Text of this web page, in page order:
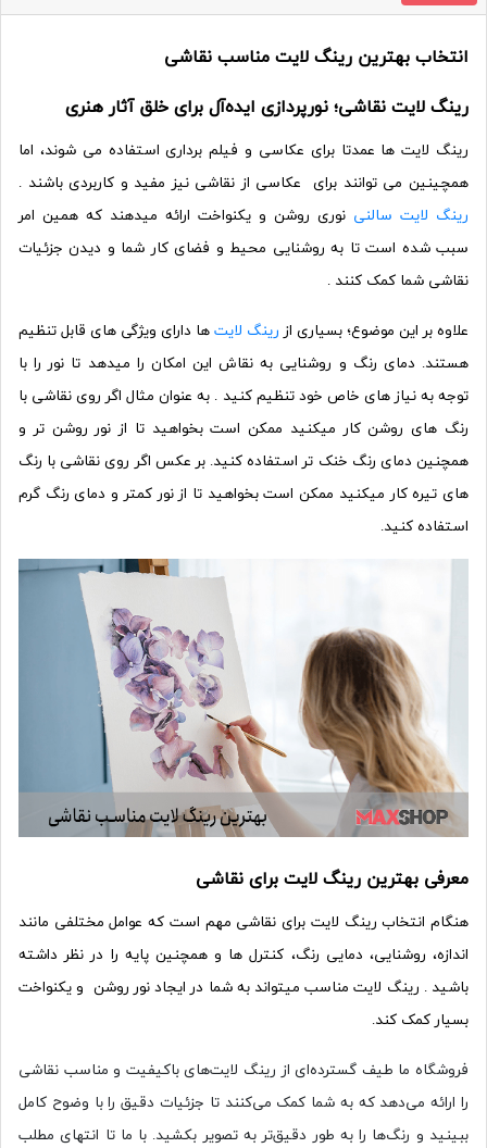
انتخاب بهترین رینگ لایت مناسب نقاشی
رینگ لایت نقاشی؛ نورپردازی ایده‌آل برای خلق آثار هنری
رینگ لایت ها عمدتا برای عکاسی و فیلم برداری استفاده می شوند، اما
همچینین می توانند برای عکاسی از نقاشی نیز مفید و کاربردی باشند .
رینگ لایت سالنی نوری روشن و یکنواخت ارائه میدهند که همین امر
سبب شده است تا به روشنایی محیط و فضای کار شما و دیدن جزئیات
نقاشی شما کمک کنند .
علاوه بر این موضوع؛ بسیاری از رینگ لایت ها دارای ویژگی های قابل تنظیم
هستند. دمای رنگ و روشنایی به نقاش این امکان را میدهد تا نور را با
توجه به نیاز های خاص خود تنظیم کنید . به عنوان مثال اگر روی نقاشی با
رنگ های روشن کار میکنید ممکن است بخواهید تا از نور روشن تر و
همچنین دمای رنگ خنک تر استفاده کنید. بر عکس اگر روی نقاشی با رنگ
های تیره کار میکنید ممکن است بخواهید تا از نور کمتر و دمای رنگ گرم
استفاده کنید.
معرفی بهترین رینگ لایت برای نقاشی
هنگام انتخاب رینگ لایت برای نقاشی مهم است که عوامل مختلفی مانند
اندازه، روشنایی، دمایی رنگ، کنترل ها و همچنین پایه را در نظر داشته
باشید . رینگ لایت مناسب میتواند به شما در ایجاد نور روشن و یکنواخت
بسیار کمک کند.
فروشگاه ما طیف گسترده‌ای از رینگ لایت‌های باکیفیت و مناسب نقاشی
را ارائه می‌دهد که به شما کمک می‌کنند تا جزئیات دقیق را با وضوح کامل
ببینید و رنگ‌ها را به طور دقیق‌تر به تصویر بکشید. با ما تا انتهای مطلب